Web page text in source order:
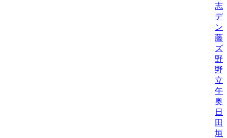
志
デ
ン
藤
ズ
野
野
立
午
奥
日
田
垣